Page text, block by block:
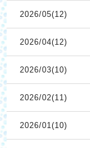
2026/05(12)
2026/04(12)
2026/03(10)
2026/02(11)
2026/01(10)